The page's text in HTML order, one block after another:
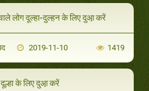
लोग दूल्‍हा-दुल्‍हन के लिए दुआ़ करें
2019-11-10 1419
के लिए दुआ़ करें